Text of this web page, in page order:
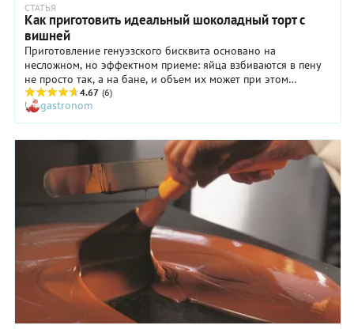
СТАТЬЯ
Как приготовить идеальный шоколадный торт с
вишней
Приготовление генуэзского бисквита основано на
несложном, но эффектном приеме: яйца взбиваются в пену
не просто так, а на бане, и объем их может при этом
увеличиться в несколько раз. Поэтому бисквит получается
нежным, пышным и легким.
4.67 (6)
gastronom